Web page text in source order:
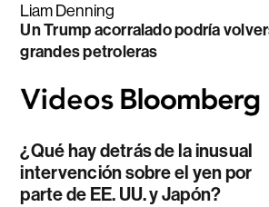
Liam Denning
Un Trump acorralado podría
grandes petroleras
¿Qué hay detrás de la inusual
intervención sobre el yen por
parte de EE. UU. y Japón?